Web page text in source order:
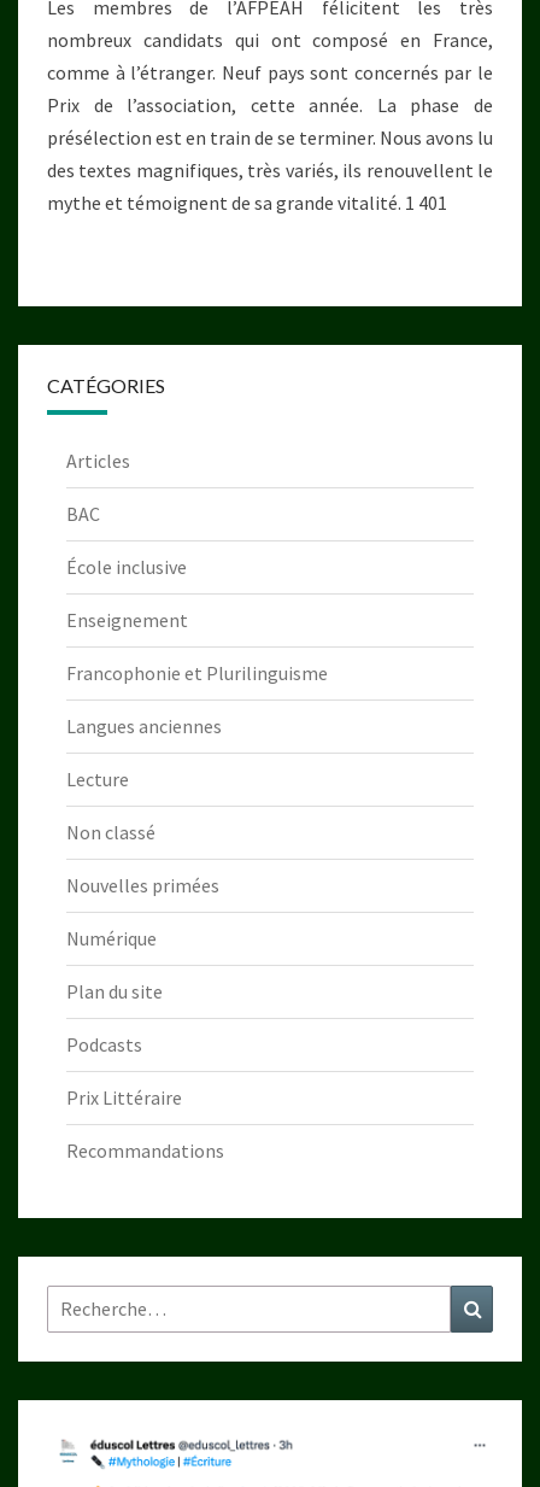
2023
–
ACTUALITÉS
Les membres de l’AFPEAH félicitent les très
nombreux candidats qui ont composé en France,
comme à l’étranger. Neuf pays sont concernés par le
Prix de l’association, cette année. La phase de
présélection est en train de se terminer. Nous avons lu
des textes magnifiques, très variés, ils renouvellent le
mythe et témoignent de sa grande vitalité. 1 401
CATÉGORIES
Articles
BAC
École inclusive
Enseignement
Francophonie et Plurilinguisme
Langues anciennes
Lecture
Non classé
Nouvelles primées
Numérique
Plan du site
Podcasts
Prix Littéraire
Recommandations
Rechercher :